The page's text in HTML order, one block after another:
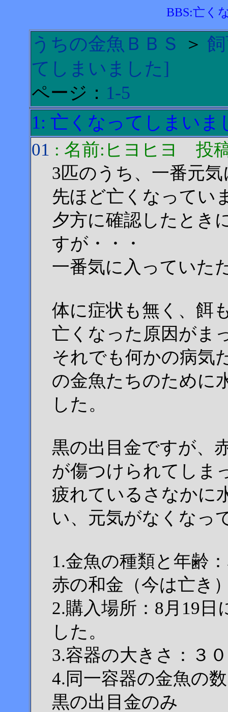
BBS:亡く
うちの金魚ＢＢＳ ＞
てしまいました]
ページ： 1-5
1: 亡くなってしまいま
01 : 名前:ヒヨヒヨ 投稿
3匹のうち、一番元
先ほど亡くなってい
夕方に確認したとき
すが・・・
一番気に入っていた
体に症状も無く、餌
亡くなった原因がま
それでも何かの病気
の金魚たちのために
した。
黒の出目金ですが、
が傷つけられてしま
疲れているさなかに
い、元気がなくなっ
1.金魚の種類と年
赤の和金（今は亡き
2.購入場所：8月19
した。
3.容器の大きさ：３
4.同一容器の金魚の
黒の出目金のみ